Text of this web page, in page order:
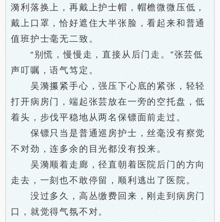
漪利落换上，再戴上护士帽，帽檐微微压低，
戴上口罩，恰好遮住大半张脸，看起来和普通
值班护士毫无二致。
“别慌，慢慢走，直接从后门走。”张芸低
声叮嘱，语气笃定。
吴漪攥紧手心，强压下心底的紧张，轻轻
打开病房门，端起张芸放在一旁的空托盘，低
着头，步伐平稳地从两名保镖面前走过。
保镖只当是普通巡房护士，丝毫没有察觉
不对劲，连多余的目光都没有投来。
吴漪顺着走廊，径直朝着医院后门的方向
走去，一刻也不敢停留，顺利逃出了医院。
没过多久，高丛缴费回来，刚走到病房门
口，就觉得气氛不对。